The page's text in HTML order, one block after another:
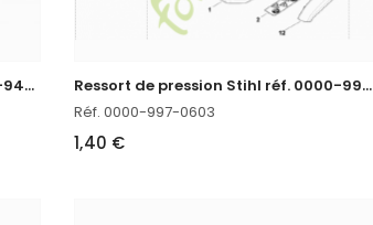
J
oint torique 7x1,5- Stihl réf. 9646-945-0490 R
essort de pression Stihl réf. 0000-997-0603 en stock
Réf. 0000-997-0603
1,40 €